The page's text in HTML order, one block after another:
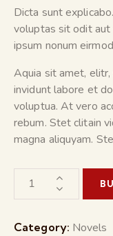
Dicta sunt
voluptas sit odit aut
ipsum nonum
Aquia sit amet,
invidunt labore et
voluptua. At vero
rebum. Stet clitain
magna aliquyam.
Category: Novels